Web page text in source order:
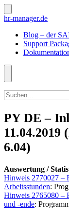
Zum
Inhalt
Suche
ein-/ausblenden
hr-manager.de
Blog – der
Support
Menü
nach:
PY DE –
11.04.2019
6.04)
Auswertung /
Hinweis 2770027 –
Arbeitsstunden:
Hinweis 2765080 –
und -ende: